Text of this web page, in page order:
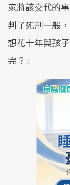
家將該交代的
判了死刑一般
想花十年與孩
完？」